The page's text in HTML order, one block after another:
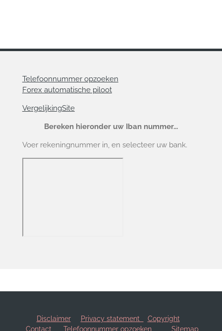
Telefoonnummer opzoeken
Forex automatische piloot
VergelijkingSite
Bereken hieronder uw Iban nummer...
Voer rekeningnummer in, en selecteer uw bank.
Disclaimer Privacy statement
Copyright
Contact
Telefoonnummer opzoeken Sitemap